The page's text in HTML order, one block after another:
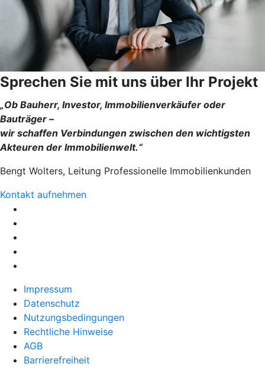
Sprechen Sie mit uns über Ihr Projekt
„Ob Bauherr, Investor, Immobilienverkäufer oder
Bauträger –
wir schaffen Verbindungen zwischen den wichtigsten
Akteuren der Immobilienwelt.“
Bengt Wolters, Leitung Professionelle Immobilienkunden
Kontakt aufnehmen
Impressum
Datenschutz
Nutzungsbedingungen
Rechtliche Hinweise
AGB
Barrierefreiheit